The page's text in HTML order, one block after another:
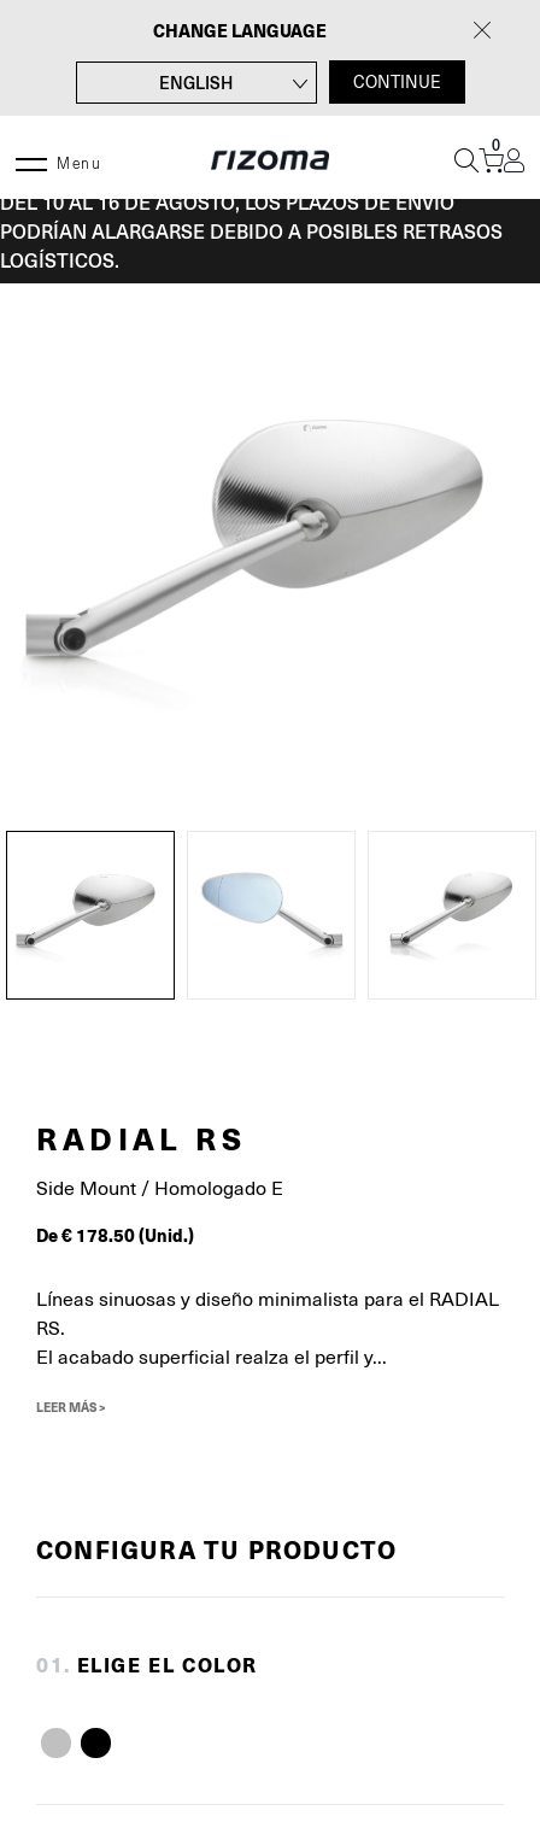
contenido
CHANGE LANGUAGE
ENGLISH
DEUTSCH
ITALIANO
CONTINUE
Menu
0
DEL 10 AL 16 DE AGOSTO, LOS PLAZOS DE ENVÍO
PODRÍAN ALARGARSE DEBIDO A POSIBLES RETRASOS
LOGÍSTICOS.
RADIAL RS
Side Mount / Homologado E
De€ 178.50(Unid.)
Líneas sinuosas y diseño minimalista para el RADIAL
RS.
El acabado superficial realza el perfil y...
LEER MÁS >
CONFIGURA TU PRODUCTO
01 . ELIGE EL COLOR